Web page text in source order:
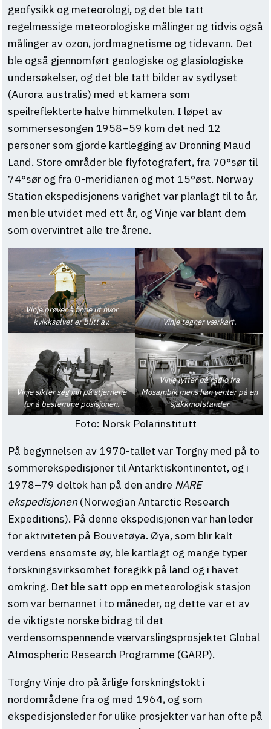
geofysikk og meteorologi, og det ble tatt
regelmessige meteorologiske målinger og tidvis også
målinger av ozon, jordmagnetisme og tidevann. Det
ble også gjennomført geologiske og glasiologiske
undersøkelser, og det ble tatt bilder av sydlyset
(Aurora australis) med et kamera som
speilreflekterte halve himmelkulen. I løpet av
sommersesongen 1958–59 kom det ned 12
personer som gjorde kartlegging av Dronning Maud
Land. Store områder ble flyfotografert, fra 70°sør til
74°sør og fra 0-meridianen og mot 15°øst. Norway
Station ekspedisjonens varighet var planlagt til to år,
men ble utvidet med ett år, og Vinje var blant dem
som overvintret alle tre årene.
Vinje prøver å finne ut hvor
kvikksølvet er blitt av.
Vinje tegner værkart.
Vinje sikter seg inn på stjernene
for å bestemme posisjonen.
Vinje lytter på radio fra
Mosambik mens han venter på en
sjakkmotstander
Foto: Norsk Polarinstitutt
På begynnelsen av 1970-tallet var Torgny med på to
sommerekspedisjoner til Antarktiskontinentet, og i
1978–79 deltok han på den andre NARE
ekspedisjonen(Norwegian Antarctic Research
Expeditions). På denne ekspedisjonen var han leder
for aktiviteten på Bouvetøya. Øya, som blir kalt
verdens ensomste øy, ble kartlagt og mange typer
forskningsvirksomhet foregikk på land og i havet
omkring. Det ble satt opp en meteorologisk stasjon
som var bemannet i to måneder, og dette var et av
de viktigste norske bidrag til det
verdensomspennende værvarslingsprosjektet Global
Atmospheric Research Programme (GARP).
Torgny Vinje dro på årlige forskningstokt i
nordområdene fra og med 1964, og som
ekspedisjonsleder for ulike prosjekter var han ofte på